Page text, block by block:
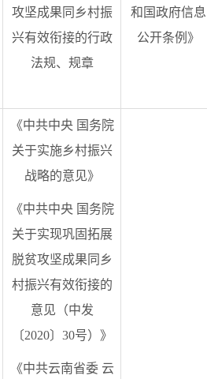
攻坚成果同乡村振
兴有效衔接的行政
法规、规章
和国政府信息
公开条例》
《中共中央 国务院
关于实施乡村振兴
战略的意见》
《中共中央 国务院
关于实现巩固拓展
脱贫攻坚成果同乡
村振兴有效衔接的
意见（中发
〔2020〕30号）》
《中共云南省委 云